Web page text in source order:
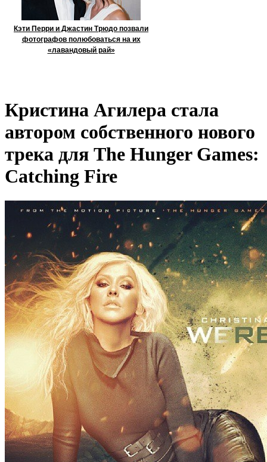
Кэти Перри и Джастин Трюдо позвали
фотографов полюбоваться на их
«лавандовый рай»
Кристина Агилера стала
автором собственного нового
трека для The Hunger Games:
Catching Fire